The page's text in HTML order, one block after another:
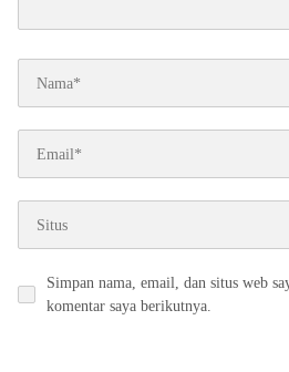
Simpan nama, email, dan situs web
komentar saya berikutnya.